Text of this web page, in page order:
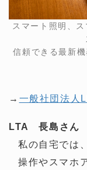
スマート照明、
信頼できる最新
→ 一般社団法人
LTA 長島さん
私の自宅では
操作やスマホ